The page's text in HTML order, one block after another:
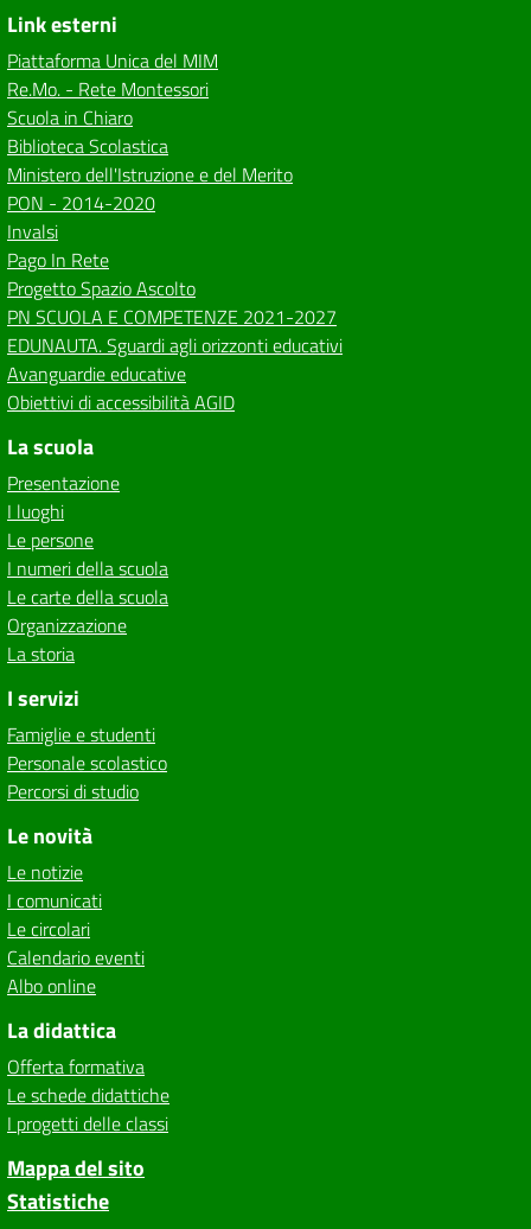
Link esterni
Piattaforma Unica del MIM
Re.Mo. - Rete Montessori
Scuola in Chiaro
Biblioteca Scolastica
Ministero dell'Istruzione e del Merito
PON - 2014-2020
Invalsi
Pago In Rete
Progetto Spazio Ascolto
PN SCUOLA E COMPETENZE 2021-2027
EDUNAUTA. Sguardi agli orizzonti educativi
Avanguardie educative
Obiettivi di accessibilità AGID
La scuola
Presentazione
I luoghi
Le persone
I numeri della scuola
Le carte della scuola
Organizzazione
La storia
I servizi
Famiglie e studenti
Personale scolastico
Percorsi di studio
Le novità
Le notizie
I comunicati
Le circolari
Calendario eventi
Albo online
La didattica
Offerta formativa
Le schede didattiche
I progetti delle classi
Mappa del sito
Statistiche